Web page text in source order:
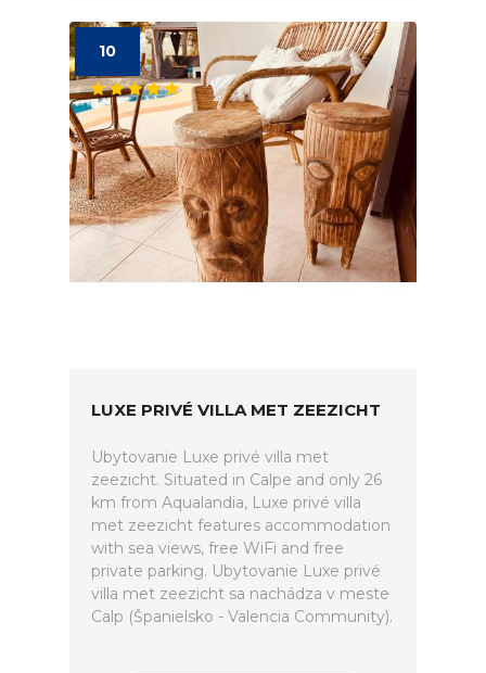
10
LUXE PRIVÉ VILLA MET ZEEZICHT
Ubytovanie Luxe privé villa met
zeezicht. Situated in Calpe and only 26
km from Aqualandia, Luxe privé villa
met zeezicht features accommodation
with sea views, free WiFi and free
private parking. Ubytovanie Luxe privé
villa met zeezicht sa nachádza v meste
Calp (Španielsko - Valencia Community).